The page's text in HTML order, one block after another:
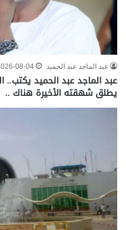
عبد الماجد عبد الحميد 08-04
عبد الماجد عبد الحميد‏
يطلق شهقته الأخيرة هناك ..